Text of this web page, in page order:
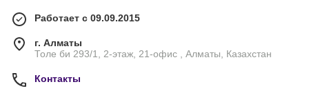
Работает с 09.09.2015
г. Алматы
Толе би 293/1, 2-этаж, 21-офис , Алматы, Казахстан
Контакты